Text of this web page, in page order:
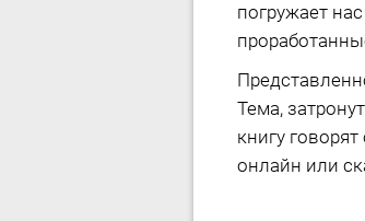
погружает
Тема,
книгу
онлайн или